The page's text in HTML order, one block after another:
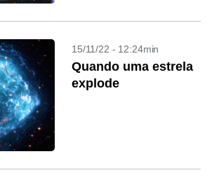
15/11/22 - 12:24min
Quando uma estrela
explode